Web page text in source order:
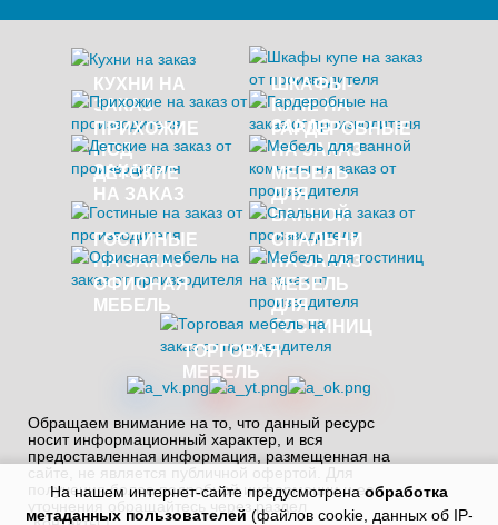
На нашем интернет-сайте предусмотренаобработка
метаданных пользователей (файлов cookie, данных об IP-
КУХНИ НА
ЗАКАЗ
ШКАФЫ-
КУПЕ НА
ЗАКАЗ
ПРИХОЖИЕ
ПОД
ЗАКАЗ
ГАРДЕРОБНЫЕ
НА ЗАКАЗ
ДЕТСКИЕ
НА ЗАКАЗ
МЕБЕЛЬ
ДЛЯ
ВАННОЙ
ГОСТИНЫЕ
НА ЗАКАЗ
СПАЛЬНИ
НА ЗАКАЗ
ОФИСНАЯ
МЕБЕЛЬ
МЕБЕЛЬ
ДЛЯ
ГОСТИНИЦ
ТОРГОВАЯ
МЕБЕЛЬ
Обращаем внимание на то, что данный ресурс
носит информационный характер, и вся
предоставленная информация, размещенная на
сайте, не является публичной офертой. Для
получения более подробной информации и ее
уточнения обращайтесь через раздел